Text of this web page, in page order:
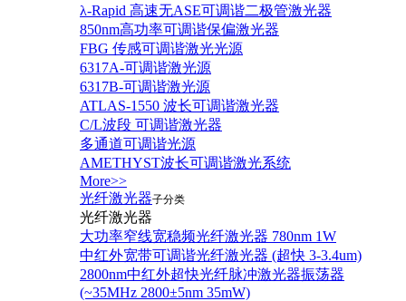
λ-Rapid 高速无ASE可调谐二极管激光器
850nm高功率可调谐保偏激光器
FBG 传感可调谐激光光源
6317A-可调谐激光源
6317B-可调谐激光源
ATLAS-1550 波长可调谐激光器
C/L波段 可调谐激光器
多通道可调谐光源
AMETHYST波长可调谐激光系统
More>>
光纤激光器子分类
光纤激光器
大功率窄线宽稳频光纤激光器 780nm 1W
中红外宽带可调谐光纤激光器 (超快 3-3.4um)
2800nm中红外超快光纤脉冲激光器振荡器
(~35MHz 2800±5nm 35mW)